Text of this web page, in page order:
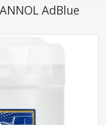
AdBlue